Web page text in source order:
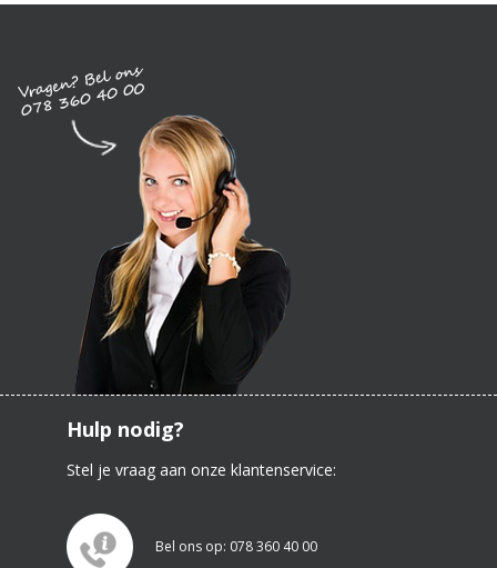
Hulp nodig?
Stel je vraag aan onze klantenservice:
Bel ons op: 078 360 40 00